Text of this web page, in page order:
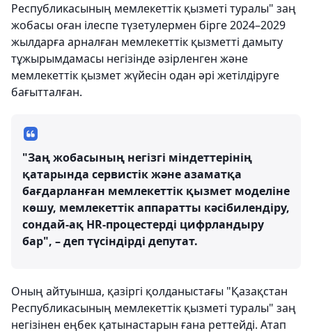
Республикасының мемлекеттік қызметі туралы" заң
жобасы оған ілеспе түзетулермен бірге 2024–2029
жылдарға арналған мемлекеттік қызметті дамыту
тұжырымдамасы негізінде әзірленген және
мемлекеттік қызмет жүйесін одан әрі жетілдіруге
бағытталған.
"Заң жобасының негізгі міндеттерінің
қатарында сервистік және азаматқа
бағдарланған мемлекеттік қызмет моделіне
көшу, мемлекеттік аппаратты кәсібилендіру,
сондай-ақ HR-процестерді цифрландыру
бар", – деп түсіндірді депутат.
Оның айтуынша, қазіргі қолданыстағы "Қазақстан
Республикасының мемлекеттік қызметі туралы" заң
негізінен еңбек қатынастарын ғана реттейді. Атап